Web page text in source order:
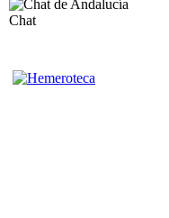
Chat